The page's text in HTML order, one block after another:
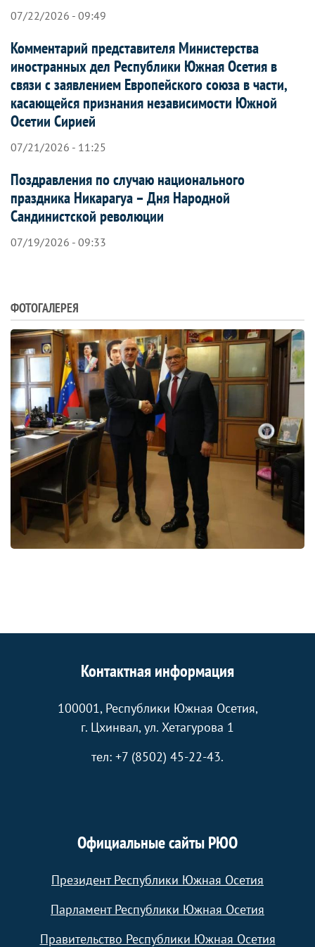
07/22/2026 - 09:49
Комментарий представителя Министерства
иностранных дел Республики Южная Осетия в
связи с заявлением Европейского союза в части,
касающейся признания независимости Южной
Осетии Сирией
07/21/2026 - 11:25
Поздравления по случаю национального
праздника Никарагуа – Дня Народной
Сандинистской революции
07/19/2026 - 09:33
ФОТОГАЛЕРЕЯ
Контактная информация
100001, Республики Южная Осетия,
г. Цхинвал, ул. Хетагурова 1
тел: +7 (8502) 45-22-43.
Официальные сайты РЮО
Президент Республики Южная Осетия
Парламент Республики Южная Осетия
Правительство Республики Южная Осетия